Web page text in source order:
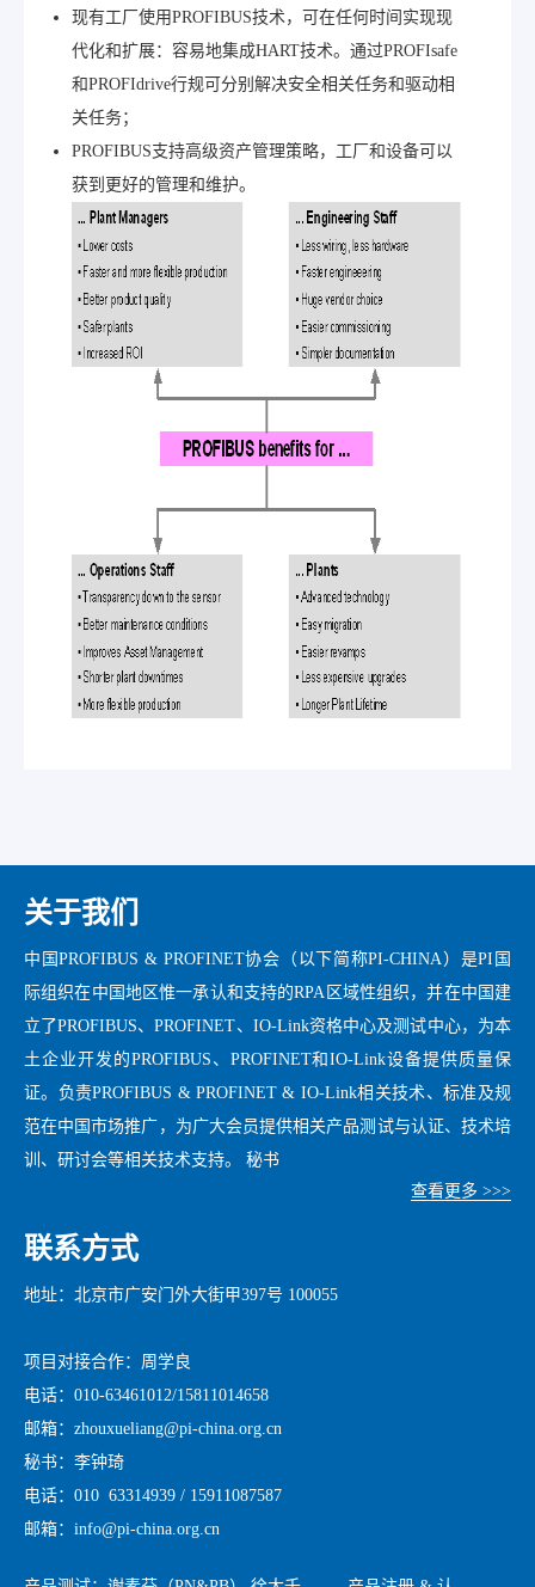
现有工厂使用PROFIBUS技术，可在任何时间实现现
代化和扩展：容易地集成HART技术。通过PROFIsafe
和PROFIdrive行规可分别解决安全相关任务和驱动相
关任务；
PROFIBUS支持高级资产管理策略，工厂和设备可以
获到更好的管理和维护。
关于我们
中国PROFIBUS & PROFINET协会（以下简称PI-CHINA）是PI国
际组织在中国地区惟一承认和支持的RPA区域性组织，并在中国建
立了PROFIBUS、PROFINET、IO-Link资格中心及测试中心，为本
土企业开发的PROFIBUS、PROFINET和IO-Link设备提供质量保
证。负责PROFIBUS & PROFINET & IO-Link相关技术、标准及规
范在中国市场推广，为广大会员提供相关产品测试与认证、技术培
训、研讨会等相关技术支持。 秘书
查看更多 >>>
联系方式
地址：北京市广安门外大街甲397号 100055
项目对接合作：周学良
电话：010-63461012/15811014658
邮箱：zhouxueliang@pi-china.org.cn
秘书：李钟琦
电话：010 63314939 / 15911087587
邮箱：info@pi-china.org.cn